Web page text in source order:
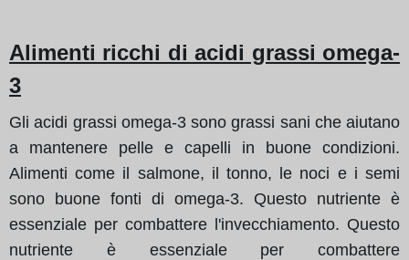
Alimenti ricchi di acidi grassi omega-
3
Gli acidi grassi omega-3 sono grassi sani che aiutano
a mantenere pelle e capelli in buone condizioni.
Alimenti come il salmone, il tonno, le noci e i semi
sono buone fonti di omega-3. Questo nutriente è
essenziale per combattere l'invecchiamento. Questo
nutriente è essenziale per combattere